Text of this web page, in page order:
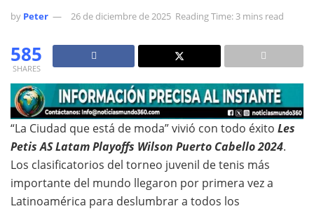
by Peter 26 de diciembre de 2025 Reading Time: 3 mins read
585
SHARES
“La Ciudad que está de moda” vivió con todo éxito Les
Petis AS Latam Playoffs Wilson Puerto Cabello 2024.
Los clasificatorios del torneo juvenil de tenis más
importante del mundo llegaron por primera vez a
Latinoamérica para deslumbrar a todos los